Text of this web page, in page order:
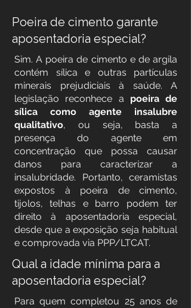
Poeira de cimento garante
aposentadoria especial?
Sim. A poeira de cimento e de argila
contém sílica e outras partículas
minerais prejudiciais à saúde. A
legislação reconhece a poeira de
sílica como agente insalubre
qualitativo, ou seja, basta a
presença do agente em
concentração que possa causar
danos para caracterizar a
insalubridade. Portanto, ceramistas
expostos à poeira de cimento,
tijolos, telhas e barro podem ter
direito à aposentadoria especial,
desde que a exposição seja habitual
e comprovada via PPP/LTCAT.
Qual a idade mínima para a
aposentadoria especial?
Para quem completou 25 anos de